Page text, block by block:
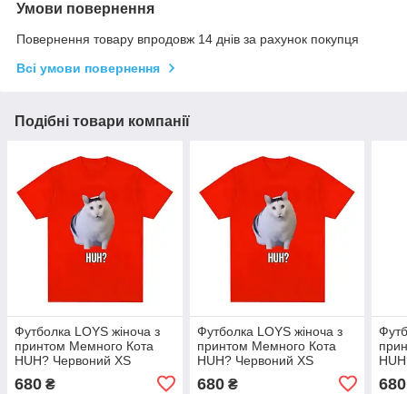
Умови повернення
Повернення товару впродовж 14 днів за рахунок покупця
Всі умови повернення
Подібні товари компанії
Футболка LOYS жіноча з
принтом Мемного Кота
HUH? Червоний XS
680 ₴
Футболка LOYS жіноча з
принтом Мемного Кота
HUH? Червоний XS
680₴ 680